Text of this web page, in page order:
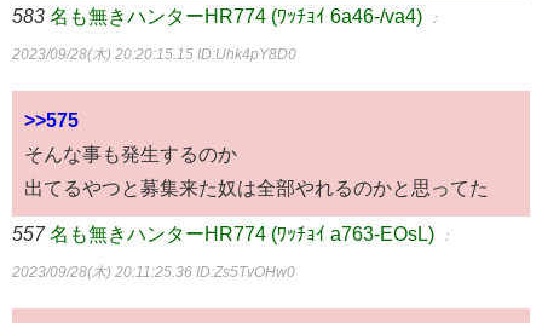
583 名も無きハンターHR774 (ﾜｯﾁｮｲ 6a46-/va4) ：
2023/09/28(木) 20:20:15.15 ID:Uhk4pY8D0
>>575
そんな事も発生するのか
出てるやつと募集来た奴は全部やれるのかと思ってた
557 名も無きハンターHR774 (ﾜｯﾁｮｲ a763-EOsL) ：
2023/09/28(木) 20:11:25.36 ID:Zs5TvOHw0